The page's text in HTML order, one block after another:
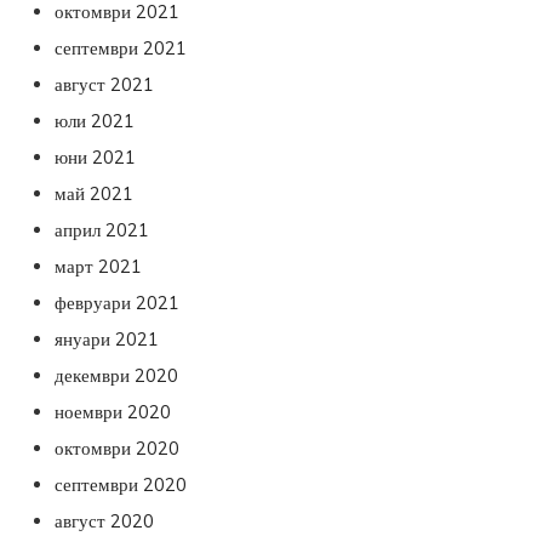
октомври 2021
септември 2021
август 2021
юли 2021
юни 2021
май 2021
април 2021
март 2021
февруари 2021
януари 2021
декември 2020
ноември 2020
октомври 2020
септември 2020
август 2020